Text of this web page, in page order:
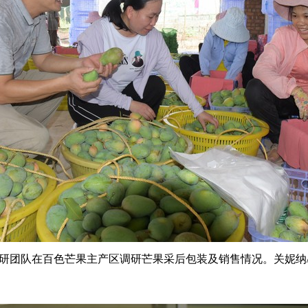
团队在百色芒果主产区调研芒果采后包装及销售情况。关妮